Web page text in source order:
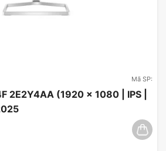
Mã SP:
2E2Y4AA (1920 x 1080 | IPS |